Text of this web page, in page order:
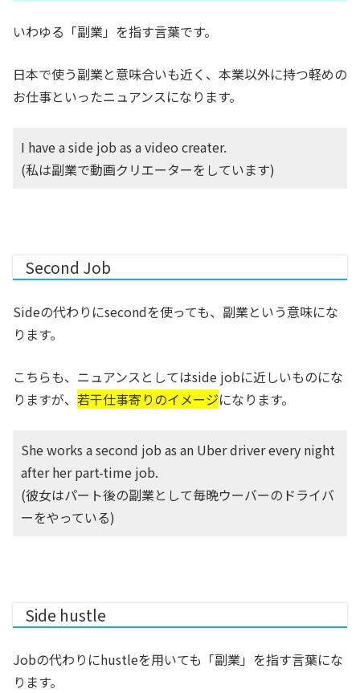
いわゆる「副業」を指す言葉です。
日本で使う副業と意味合いも近く、本業以外に持つ軽めの
お仕事といったニュアンスになります。
I have a side job as a video creater.
(私は副業で動画クリエーターをしています)
Second Job
Sideの代わりにsecondを使っても、副業という意味にな
ります。
こちらも、ニュアンスとしてはside jobに近しいものにな
りますが、 若干仕事寄りのイメージになります。
She works a second job as an Uber driver every night
after her part-time job.
(彼女はパート後の副業として毎晩ウーバーのドライバ
ーをやっている)
Side hustle
Jobの代わりにhustleを用いても「副業」を指す言葉にな
ります。